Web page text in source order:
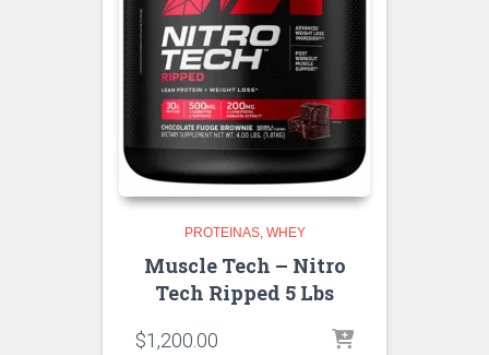
PROTEINAS WHEY
Muscle Tech – Nitro
Tech Ripped 5 Lbs
$1,200.00